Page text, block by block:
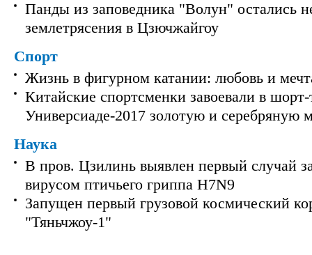
Панды из заповедника "Волун" остались
землетрясения в Цзючжайгоу
Спорт
Жизнь в фигурном катании: любовь и
Китайские спортсменки завоевали в шорт-
Универсиаде-2017 золотую и серебряную
Наука
В пров. Цзилинь выявлен первый случай
вирусом птичьего гриппа H7N9
Запущен первый грузовой космический
"Тяньчжоу-1"